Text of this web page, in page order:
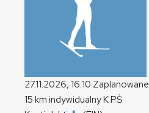
27.11.2026, 16:10 Zaplanowane
15 km indywidualnyKPŚ